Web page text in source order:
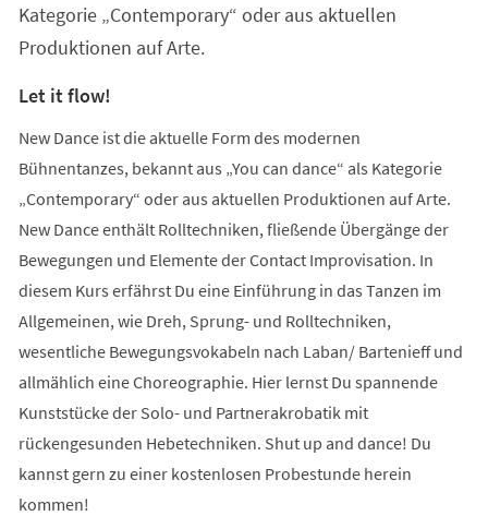
Kategorie „Contemporary“ oder aus aktuellen
Produktionen auf Arte.
Let it flow!
New Dance ist die aktuelle Form des modernen
Bühnentanzes, bekannt aus „You can dance“ als Kategorie
„Contemporary“ oder aus aktuellen Produktionen auf Arte.
New Dance enthält Rolltechniken, fließende Übergänge der
Bewegungen und Elemente der Contact Improvisation. In
diesem Kurs erfährst Du eine Einführung in das Tanzen im
Allgemeinen, wie Dreh, Sprung- und Rolltechniken,
wesentliche Bewegungsvokabeln nach Laban/ Bartenieff und
allmählich eine Choreographie. Hier lernst Du spannende
Kunststücke der Solo- und Partnerakrobatik mit
rückengesunden Hebetechniken. Shut up and dance! Du
kannst gern zu einer kostenlosen Probestunde herein
kommen!